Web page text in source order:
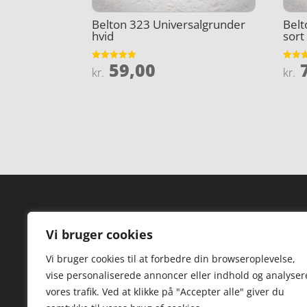
Vi bruger cookies
Vi bruger cookies til at forbedre din browseroplevelse,
vise personaliserede annoncer eller indhold og
vores trafik. Ved at klikke på "Accepter alle" giver du
Belton 323 Universalgrunder
hvid
Vurderet
4.9
kr. 59,00
sort
4.2
kr.
Forside
Kontakt